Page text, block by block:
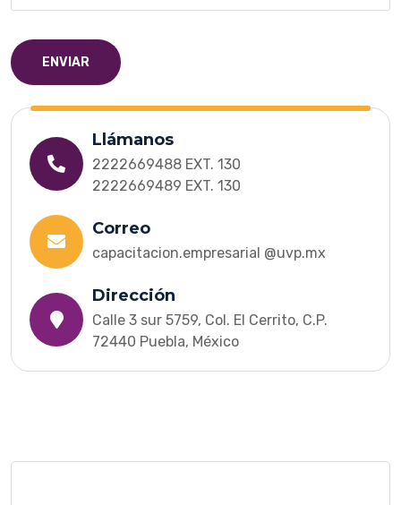
ENVIAR
Llámanos
2222669488 EXT. 130
2222669489 EXT. 130
Correo
capacitacion.empresarial @uvp.mx
Dirección
Calle 3 sur 5759, Col. El Cerrito, C.P.
72440 Puebla, México